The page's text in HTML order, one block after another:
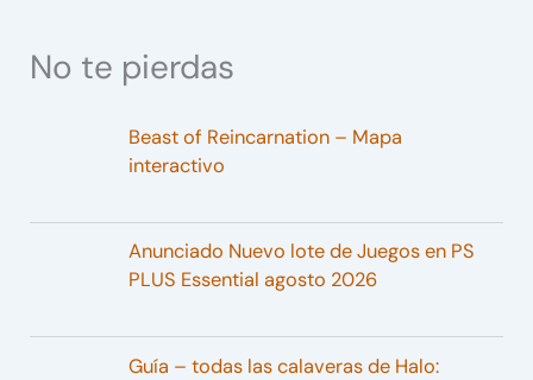
No te pierdas
Beast of Reincarnation – Mapa
interactivo
Anunciado Nuevo lote de Juegos en PS
PLUS Essential agosto 2026
Guía – todas las calaveras de Halo: